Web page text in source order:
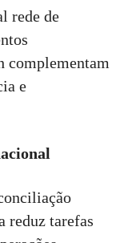
rede de
complementam
e
reduz tarefas